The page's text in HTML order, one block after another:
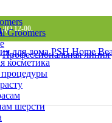
12-00.
для дома PSH Home
косметика
шерсти
Groomers
Профессиональная линия